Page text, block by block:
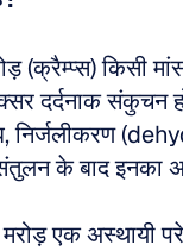
(क्रैम्प्स) किसी
दर्दनाक संकुचन
निर्जलीकरण
के बाद इनका
एक अस्थायी